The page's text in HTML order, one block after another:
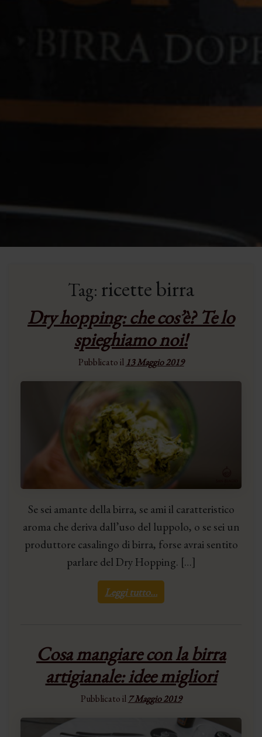
Tag: ricette birra
Dry hopping: che cos’è? Te lo
spieghiamo noi!
Pubblicato il 13 Maggio 2019
Se sei amante della birra, se ami il caratteristico
aroma che deriva dall’uso del luppolo, o se sei un
produttore casalingo di birra, forse avrai sentito
parlare del Dry Hopping. […]
Leggi tutto…
Cosa mangiare con la birra
artigianale: idee migliori
Pubblicato il 7 Maggio 2019